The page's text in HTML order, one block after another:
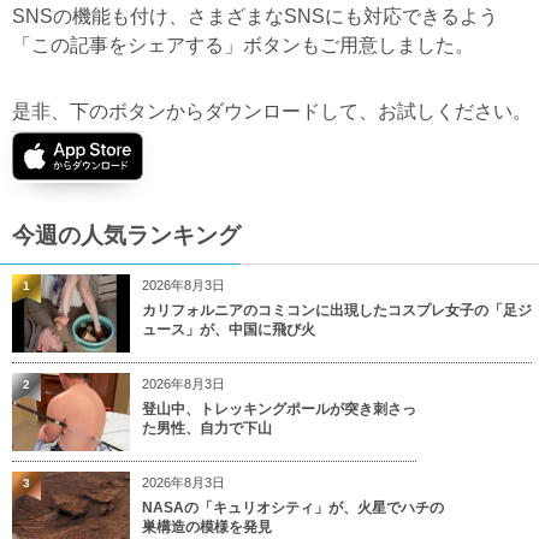
SNSの機能も付け、さまざまなSNSにも対応できるよう
「この記事をシェアする」ボタンもご用意しました。
是非、下のボタンからダウンロードして、お試しください。
今週の人気ランキング
2026年8月3日
カリフォルニアのコミコンに出現したコスプレ女子の「足ジ
ュース」が、中国に飛び火
1
2026年8月3日
登山中、トレッキングポールが突き刺さっ
た男性、自力で下山
2
2026年8月3日
NASAの「キュリオシティ」が、火星でハチの
巣構造の模様を発見
3